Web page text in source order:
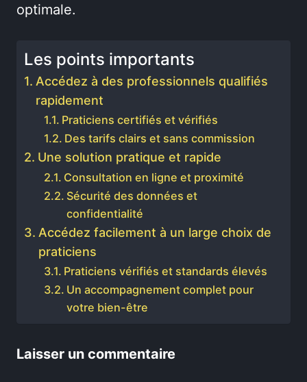
optimale.
Les points importants
Accédez à des professionnels qualifiés
rapidement
Praticiens certifiés et vérifiés
Des tarifs clairs et sans commission
Une solution pratique et rapide
Consultation en ligne et proximité
Sécurité des données et
confidentialité
Accédez facilement à un large choix de
praticiens
Praticiens vérifiés et standards élevés
Un accompagnement complet pour
votre bien-être
Laisser un commentaire